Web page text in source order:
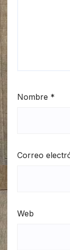
Nombre *
Correo
Web